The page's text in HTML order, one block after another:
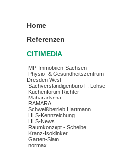
Home
Referenzen
CITIMEDIA
MP-Immobilien-Sachsen
Physio- & Gesundheitszentrum
Dresden West
Sachverständigenbüro F. Lohse
Küchenforum Richter
Maharadscha
RAMARA
Schweißbetrieb Hartmann
HLS-Kennzeichung
HLS-News
Raumkonzept - Scheibe
Kranz-Isoklinker
Garten-Siam
normax